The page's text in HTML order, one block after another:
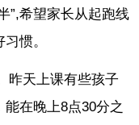
”,希望家长从起跑线
惯。
昨天上课有些孩子
在晚上8点30分之